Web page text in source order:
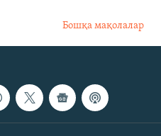
Бошқа мақолалар